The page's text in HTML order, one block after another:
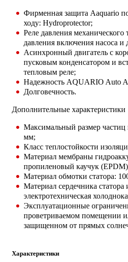
Фирменная защита Aaquario
ходу: Hydroprotector;
Реле давления механического
давления включения насоса
Асинхронный двигатель с
пусковым конденсатором и
тепловым реле;
Надежность AQUARIO Auto
Долговечность.
Дополнительные характеристики
Максимальный размер частиц
мм;
Класс теплостойкости
Материал мембраны
пропиленовый каучук
Материал обмотки статора:
Материал сердечника статора
электротехническая
Эксплуатационные
проветриваемом помещении
защищенном от прямых
Характеристики